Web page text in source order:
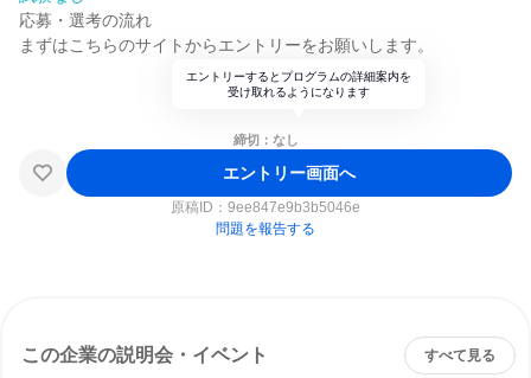
応募・選考の流れ
まずはこちらのサイトからエントリーをお願いします。
エントリーするとプログラムの詳細案内を
受け取れるようになります
締切：なし
エントリー画面へ
原稿ID： 9ee847e9b3b5046e
問題を報告する
この企業の説明会・イベント すべて見る